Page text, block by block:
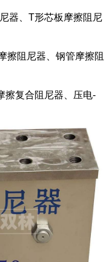
器、T形芯板摩擦阻尼
擦阻尼器、钢管摩擦阻
擦复合阻尼器、压电-